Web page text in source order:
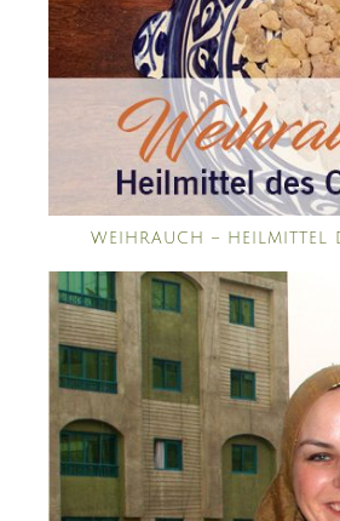
WEIHRAUCH – HEILMITTEL